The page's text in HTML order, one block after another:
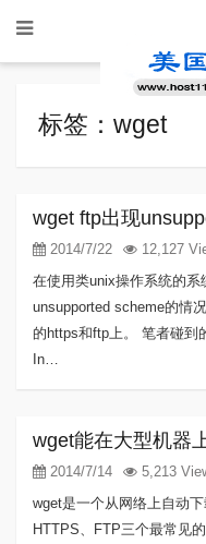
标签：wget
wget ftp出现
2014/7/22 12,127
在使用类unix操作系统的
unsupported scheme的情
的https和ftp上。 笔者碰到
In…
wget能在大型机器
2014/7/14 5,213
wget是一个从网络上自动
HTTPS、FTP三个最常见